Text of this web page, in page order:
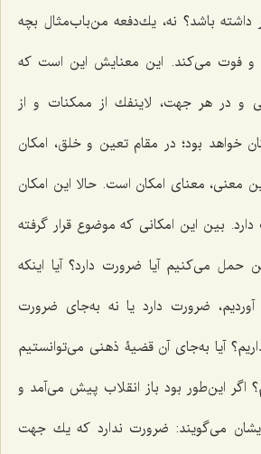
داشته باشد؟ نه، یك‌دفعه من‌باب‌مثال بچه
فوت مى‌كند. این معنایش این است که
و در هر جهت، لاینفك از ممكنات و از
بود؛ در مقام تعین و خلق، امكان
معنی، معناى امكان است. حالا این امكان
بین این امكانى كه موضوع قرار گرفته
حمل مى‌كنیم آیا ضرورت دارد؟ آیا اینكه
ضرورت دارد یا نه به‌جاى ضرورت
آیا به‌جاى آن قضیۀ ذهنى مى‌توانستیم
اگر این‌طور بود باز انقلاب پیش مى‌آمد و
مى‌گویند: ضرورت ندارد كه یك جهت